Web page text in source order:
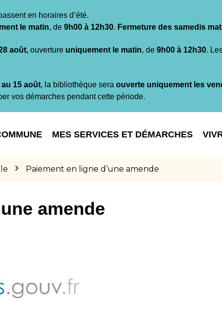
en horaires d’été.
le matin, de 9h00 à 12h30. Fermeture des samedis
août, ouverture uniquement le matin, de 9h00 à 12h30.
15 août, la bibliothèque sera ouverte uniquement les
vos démarches pendant cette période.
MES SERVICES ET DÉMARCHES
Paiement en ligne d’une amende
amende